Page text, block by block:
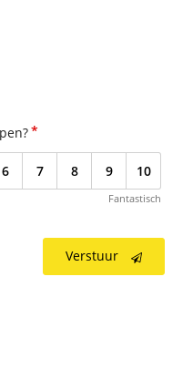
*
6 7 8 9 10
Fantastisch
Verstuur